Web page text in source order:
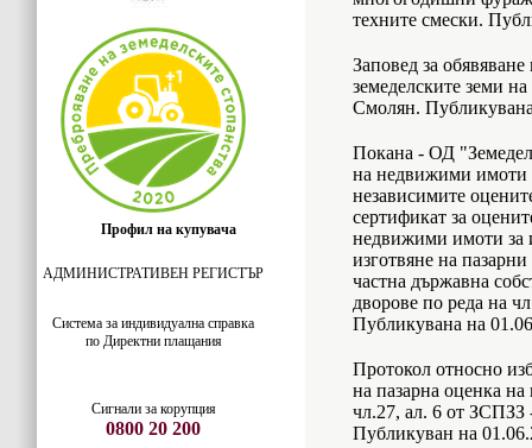
Профил на купувача
АДМИНИСТРАТИВЕН РЕГИСТЪР
Система за индивидуaлна справка
по Директни плащания
Сигнали за корупция
0800 20 200
техните смески.
Заповед за
земеделските земи
Смолян.
Покана - ОД
на недвижими имоти
независимите
сертификат за
недвижими имоти за
изготвяне на
частна държавна
дворове по реда на
Публикувана на
Протокол относно
на пазарна оценка
чл.27, ал. 6 от ЗСПЗЗ
Публикуван на